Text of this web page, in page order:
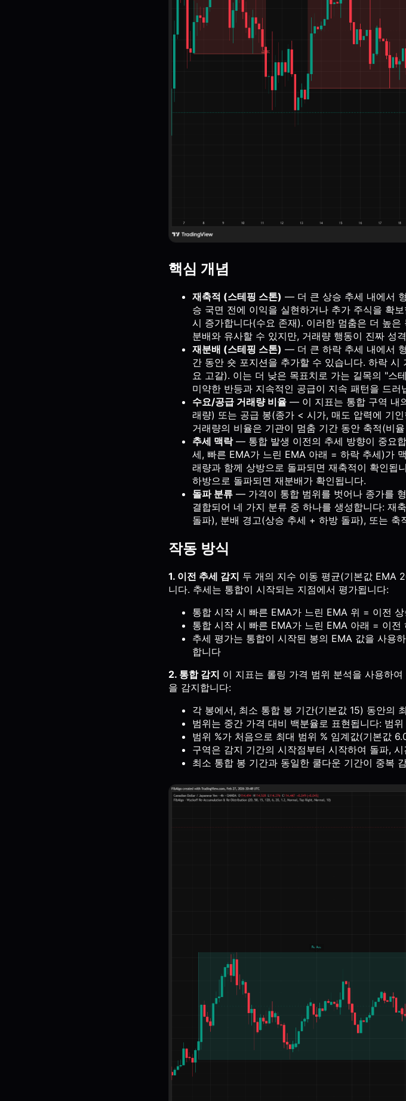
핵심 개념
재축적 (스테핑 스톤) — 더 큰 상승 추세 내에서
승 국면 전에 이익을 실현하거나 추가 주식을 확
시 증가합니다(수요 존재). 이러한 멈춤은 더 높
분배와 유사할 수 있지만, 거래량 행동이 진짜 성
재분배 (스테핑 스톤) — 더 큰 하락 추세 내에서
간 동안 숏 포지션을 추가할 수 있습니다. 하락
요 고갈). 이는 더 낮은 목표치로 가는 길목의 "스
미약한 반등과 지속적인 공급이 지속 패턴을 드러
수요/공급 거래량 비율 — 이 지표는 통합 구역 내
래량) 또는 공급 봉(종가 < 시가, 매도 압력에 기
거래량의 비율은 기관이 멈춤 기간 동안 축적(비
추세 맥락— 통합 발생 이전의 추세 방향이 중요
세, 빠른 EMA가 느린 EMA 아래 = 하락 추세)가
래량과 함께 상방으로 돌파되면 재축적이 확인됩
하방으로 돌파되면 재분배가 확인됩니다.
돌파 분류 — 가격이 통합 범위를 벗어나 종가를
결합되어 네 가지 분류 중 하나를 생성합니다: 재
돌파), 분배 경고(상승 추세 + 하방 돌파), 또는 축
작동 방식
1. 이전 추세 감지 두 개의 지수 이동 평균(기본값 EMA
니다. 추세는 통합이 시작되는 지점에서 평가됩니다:
통합 시작 시 빠른 EMA가 느린 EMA 위 = 이전
통합 시작 시 빠른 EMA가 느린 EMA 아래 = 이전
추세 평가는 통합이 시작된 봉의 EMA 값을 사용
합니다
2. 통합 감지 이 지표는 롤링 가격 범위 분석을 사용하
을 감지합니다:
각 봉에서, 최소 통합 봉 기간(기본값 15) 동안의
범위는 중간 가격 대비 백분율로 표현됩니다: 범
범위 %가 처음으로 최대 범위 % 임계값(기본값
구역은 감지 기간의 시작점부터 시작하여 돌파,
최소 통합 봉 기간과 동일한 쿨다운 기간이 중복